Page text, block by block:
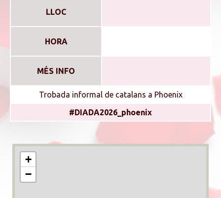
LLOC
HORA
MÉS INFO
Trobada informal de catalans a Phoenix
#DIADA2026_phoenix
+
−